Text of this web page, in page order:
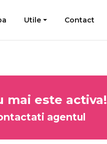
Utile Contact
mai este activa!
agentul